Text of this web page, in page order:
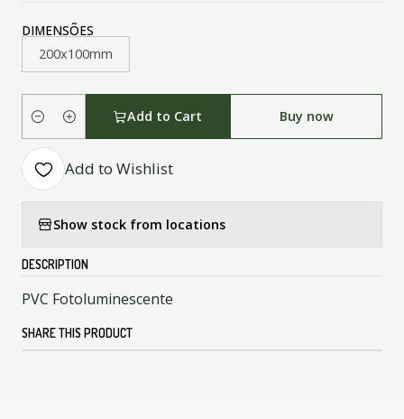
DIMENSÕES
200x100mm
Quantity
Add to Cart Buy now
Add to Wishlist
Show stock from locations
DESCRIPTION
PVC Fotoluminescente
SHARE THIS PRODUCT